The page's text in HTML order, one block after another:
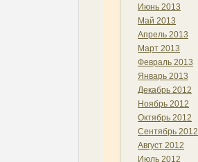
Июнь 2013
Май 2013
Апрель 2013
Март 2013
Февраль 2013
Январь 2013
Декабрь 2012
Ноябрь 2012
Октябрь 2012
Сентябрь 2012
Август 2012
Июль 2012